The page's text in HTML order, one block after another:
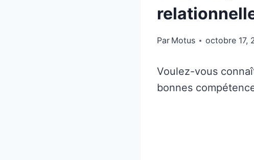
Par Motus octobre 17,
Voulez-vous
bonnes